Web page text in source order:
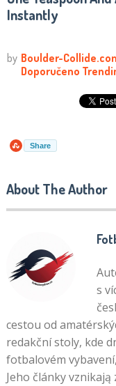
Instantly
Share
About The Author
s
cestou od
redakční stoly, kde
fotbalovém
Jeho články